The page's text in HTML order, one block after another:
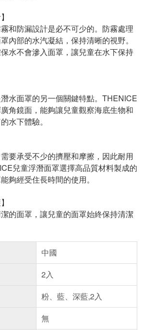
和防漏設計是必不可少的。防霧處理
內部的水汽凝結，保持清晰的視野。
水不會滲入面罩，讓兒童在水下保持
水面罩的另一個關鍵特點。THENICE
角鏡面，能夠讓兒童觀察海底生物和
水下體驗。
要承受不少的擠壓和摩擦，因此耐用
兒童浮潛面罩選擇高品質材料製成的
夠經受住長時間的使用。
的面罩，讓兒童的面罩始終保持清潔
中國
2入
粉、藍、深藍,2入
無